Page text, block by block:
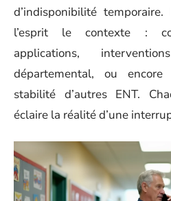
d’indisponibilité
l’esprit le contexte :
applications,
départemental, ou
stabilité d’autres ENT.
éclaire la réalité d’une